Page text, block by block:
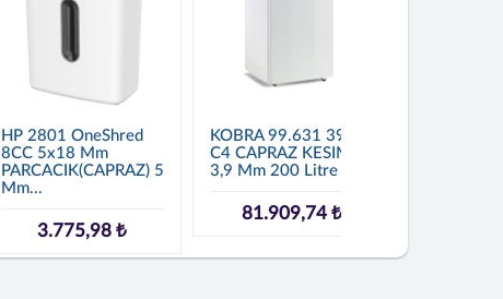
HP 2801 OneShred
8CC 5x18 Mm
PARCACIK(CAPRAZ) 5
Mm...
3.775,98 ₺
KOBRA 99.631 390
C4 CAPRAZ KESIM
3,9 Mm 200 Litre ...
81.909,74 ₺